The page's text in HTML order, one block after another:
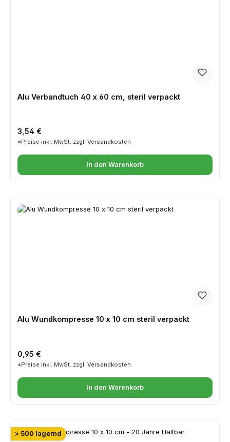
Alu Verbandtuch 40 x 60 cm, steril verpackt
Regulärer Preis:
3,54 €
*Preise inkl. MwSt. zzgl. Versandkosten
In den Warenkorb
Alu Wundkompresse 10 x 10 cm steril verpackt
Regulärer Preis:
0,95 €
*Preise inkl. MwSt. zzgl. Versandkosten
In den Warenkorb
> 500 lagernd